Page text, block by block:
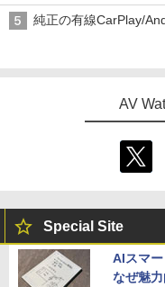
純正の有線CarPlay/
AV
Special Site
AIスマ
なぜ魅